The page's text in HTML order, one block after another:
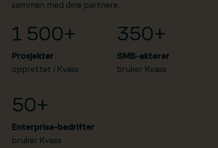
sammen med dine partnere.
1 500+
Prosjekter
opprettet i Kvass
350+
SMB-aktører
bruker Kvass
50+
Enterprise-bedrifter
bruker Kvass